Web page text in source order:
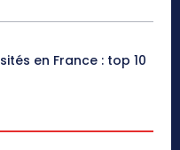
en France : top 10